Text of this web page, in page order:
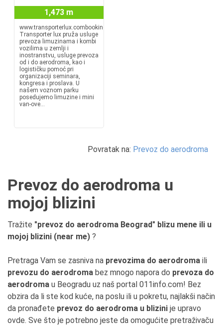
1,473 m
www.transporterlux.combooking@transporterlux.rs
Transporter lux pruža usluge
prevoza limuzinama i kombi
vozilima u zemlji i
inostranstvu, usluge prevoza
od i do aerodroma, kao i
logističku pomoć pri
organizaciji seminara,
kongresa i proslava. U
našem voznom parku
posedujemo limuzine i mini
van-ove...
Povratak na: Prevoz do aerodroma
Prevoz do aerodroma u
mojoj blizini
Tražite "prevoz do aerodroma Beograd" blizu mene ili u
mojoj blizini (near me) ?
Pretraga Vam se zasniva na prevozima do aerodroma ili
prevozu do aerodroma bez mnogo napora do prevoza do
aerodroma u Beogradu uz naš portal 011info.com! Bez
obzira da li ste kod kuće, na poslu ili u pokretu, najlakši način
da pronađete prevoz do aerodroma u blizini je upravo
ovde. Sve što je potrebno jeste da omogućite pretraživaču